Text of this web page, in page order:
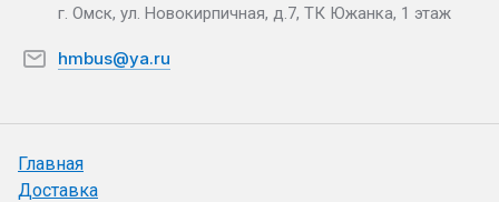
г. Омск, ул. Новокирпичная, д.7, ТК Южанка, 1 этаж
hmbus@ya.ru
Главная
Доставка